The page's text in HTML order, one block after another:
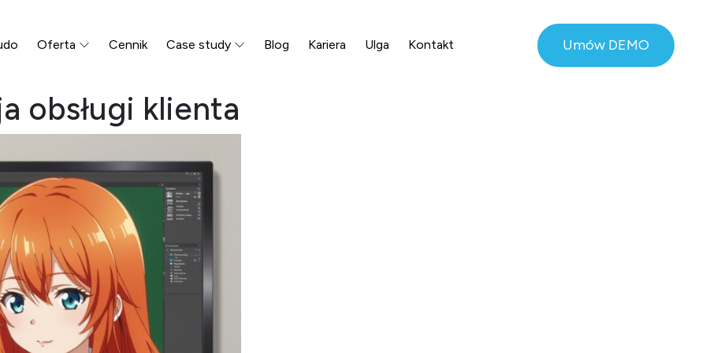
Oferta Cennik Case study Blog Kariera Ulga Kontakt Umów DEMO
obsługi klienta